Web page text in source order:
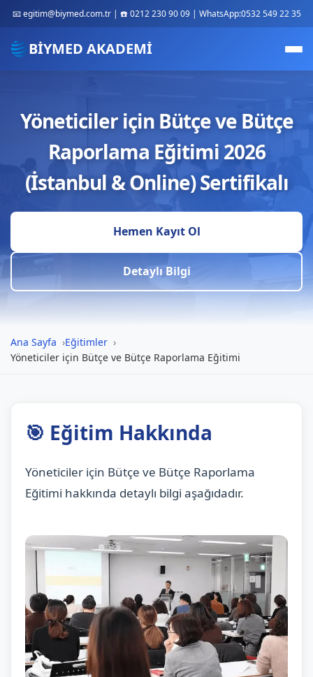
📧 egitim@biymed.com.tr | ☎️ 0212 230 90 09 | WhatsApp:0532 549 22 35
BİYMED AKADEMİ
Yöneticiler için Bütçe ve Bütçe
Raporlama Eğitimi 2026
(İstanbul & Online) Sertifikalı
Hemen Kayıt Ol
Detaylı Bilgi
Ana Sayfa
Eğitimler
Yöneticiler için Bütçe ve Bütçe Raporlama Eğitimi
🎯 Eğitim Hakkında
Yöneticiler için Bütçe ve Bütçe Raporlama
Eğitimi hakkında detaylı bilgi aşağıdadır.